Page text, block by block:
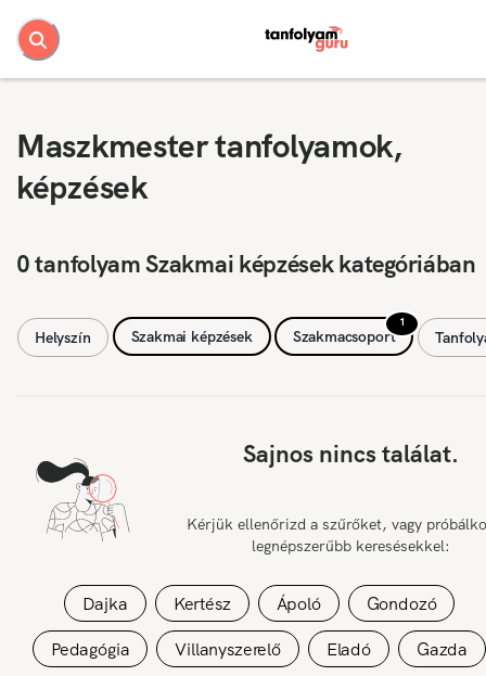
Maszkmester tanfolyamok,
képzések
0 tanfolyam Szakmai képzések kategóriában
Helyszín Szakmai képzések
1
Szakmacsoport
Sajnos nincs találat.
Kérjük ellenőrizd a szűrőket, vagy
legnépszerűbb keresésekkel:
Dajka Kertész Ápoló
Gondozó
Pedagógia
Villanyszerelő Eladó
Gazda